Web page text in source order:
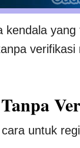
kendala
untuk